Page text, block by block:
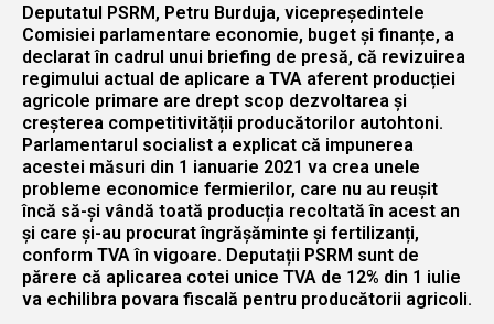
Deputatul PSRM, Petru Burduja, vicepreședintele
Comisiei parlamentare economie, buget și finanțe, a
declarat în cadrul unui briefing de presă, că revizuirea
regimului actual de aplicare a TVA aferent producției
agricole primare are drept scop dezvoltarea și
creșterea competitivității producătorilor autohtoni.
Parlamentarul socialist a explicat că impunerea
acestei măsuri din 1 ianuarie 2021 va crea unele
probleme economice fermierilor, care nu au reușit
încă să-și vândă toată producția recoltată în acest an
și care și-au procurat îngrășăminte și fertilizanți,
conform TVA în vigoare. Deputații PSRM sunt de
părere că aplicarea cotei unice TVA de 12% din 1 iulie
va echilibra povara fiscală pentru producătorii agricoli.